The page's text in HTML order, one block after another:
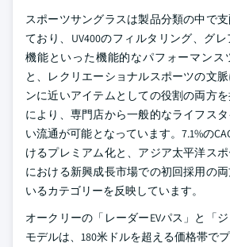
スポーツサングラスは製品分類の中で
ており、UV400のフィルタリング、グ
機能といった機能的なパフォーマンス
と、レクリエーショナルスポーツの文
ンに近いアイテムとしての役割の両方
により、専門店から一般的なライフス
い流通が可能となっています。7.1%の
けるプレミアム化と、アジア太平洋ス
における新興成長市場での初回採用の
いるカテゴリーを反映しています。
オークリーの「レーダーEVパス」と「
モデルは、180米ドルを超える価格帯で